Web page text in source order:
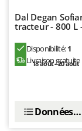
Tondeuses
Landxcape
Lavor
Lotusgrill
Dal Degan
tracteur - 800 L
Disponibilité:1
Livraison gratuite
18 août - 20 août
Données